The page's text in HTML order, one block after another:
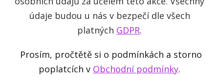
údaje budou u nás v bezpečí dle všech
platných GDPR.
Prosím, pročtětě si o podmínkách a storno
poplatcích v Obchodní podmínky.